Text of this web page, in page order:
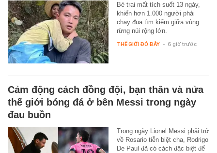
Bé trai mất tích suốt 13 ngày,
khiến hơn 1.000 người phải
chạy đua tìm kiếm giữa vùng
rừng núi rộng lớn.
THẾ GIỚI ĐÓ ĐÂY - 6 giờ trước
Cảm động cách đồng đội, bạn thân và nửa
thế giới bóng đá ở bên Messi trong ngày
đau buồn
Trong ngày Lionel Messi phải trở
về Rosario tiễn biệt cha, Rodrigo
De Paul đã có cách đặc biệt để